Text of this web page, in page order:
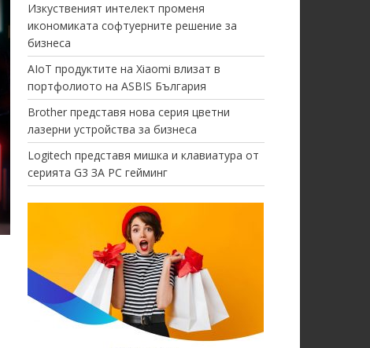
Изкуственият интелект променя
икономиката софтуерните решение за
бизнеса
AIoT продуктите на Xiaomi влизат в
портфолиото на ASBIS България
Brother представя нова серия цветни
лазерни устройства за бизнеса
Logitech представя мишка и клавиатура от
серията G3 ЗА PC гейминг